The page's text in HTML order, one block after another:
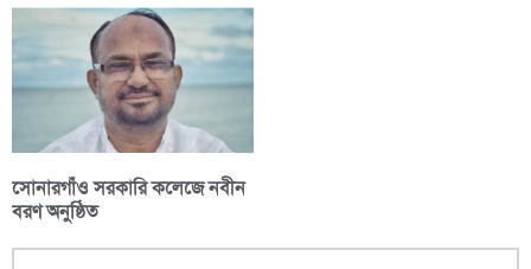
​সোনারগাঁও সরকারি কলেজে নবীন
বরণ অনুষ্ঠিত